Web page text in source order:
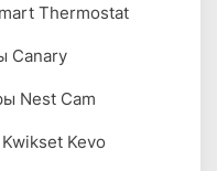
Thermostat
Canary
Nest Cam
Kevo